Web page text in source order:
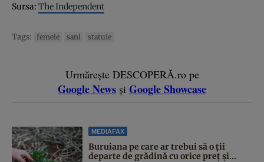
Sursa: The Independent
Tags: femeie sani statuie
Urmărește DESCOPERĂ.ro pe
Google News și Google Showcase
MEDIAFAX
Buruiana pe care ar trebui să o ții
departe de grădină cu orice preț și...